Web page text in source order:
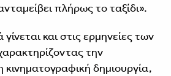
πλήρως το ταξίδι».
και στις ερμηνείες των
την
δημιουργία,